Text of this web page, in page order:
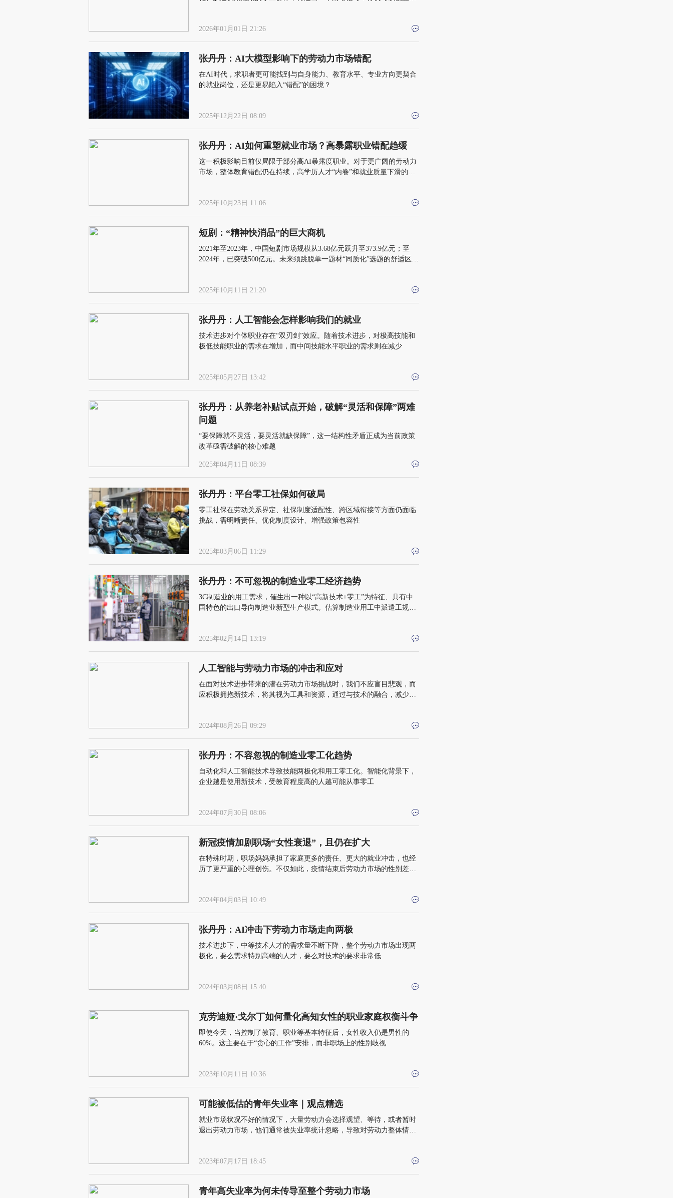
2026年01月01日 21:26
张丹丹：AI大模型影响下的劳动力市场错配
在AI时代，求职者更可能找到与自身能力、教育水平、专业方向更契合
的就业岗位，还是更易陷入“错配”的困境？
2025年12月22日 08:09
张丹丹：AI如何重塑就业市场？高暴露职业错配趋缓
这一积极影响目前仅局限于部分高AI暴露度职业。对于更广阔的劳动力
市场，整体教育错配仍在持续，高学历人才“内卷”和就业质量下滑的风
2025年10月23日 11:06
短剧：“精神快消品”的巨大商机
2021年至2023年，中国短剧市场规模从3.68亿元跃升至373.9亿元；至
2024年，已突破500亿元。未来须跳脱单一题材“同质化”选题的舒适区，
2025年10月11日 21:20
张丹丹：人工智能会怎样影响我们的就业
技术进步对个体职业存在“双刃剑”效应。随着技术进步，对极高技能和
极低技能职业的需求在增加，而中间技能水平职业的需求则在减少
2025年05月27日 13:42
张丹丹：从养老补贴试点开始，破解“灵活和保障”两难
问题
“要保障就不灵活，要灵活就缺保障”，这一结构性矛盾正成为当前政策
改革亟需破解的核心难题
2025年04月11日 08:39
张丹丹：平台零工社保如何破局
零工社保在劳动关系界定、社保制度适配性、跨区域衔接等方面仍面临
挑战，需明晰责任、优化制度设计、增强政策包容性
2025年03月06日 11:29
张丹丹：不可忽视的制造业零工经济趋势
3C制造业的用工需求，催生出一种以“高新技术+零工”为特征、具有中
国特色的出口导向制造业新型生产模式。估算制造业用工中派遣工规模
2025年02月14日 13:19
人工智能与劳动力市场的冲击和应对
在面对技术进步带来的潜在劳动力市场挑战时，我们不应盲目悲观，而
应积极拥抱新技术，将其视为工具和资源，通过与技术的融合，减少其
2024年08月26日 09:29
张丹丹：不容忽视的制造业零工化趋势
自动化和人工智能技术导致技能两极化和用工零工化。智能化背景下，
企业越是使用新技术，受教育程度高的人越可能从事零工
2024年07月30日 08:06
新冠疫情加剧职场“女性衰退”，且仍在扩大
在特殊时期，职场妈妈承担了家庭更多的责任、更大的就业冲击，也经
历了更严重的心理创伤。不仅如此，疫情结束后劳动力市场的性别差距
2024年04月03日 10:49
张丹丹：AI冲击下劳动力市场走向两极
技术进步下，中等技术人才的需求量不断下降，整个劳动力市场出现两
极化，要么需求特别高端的人才，要么对技术的要求非常低
2024年03月08日 15:40
克劳迪娅·戈尔丁如何量化高知女性的职业家庭权衡斗争
即使今天，当控制了教育、职业等基本特征后，女性收入仍是男性的
60%。这主要在于“贪心的工作”安排，而非职场上的性别歧视
2023年10月11日 10:36
可能被低估的青年失业率｜观点精选
就业市场状况不好的情况下，大量劳动力会选择观望、等待，或者暂时
退出劳动力市场，他们通常被失业率统计忽略，导致对劳动力整体情况
2023年07月17日 18:45
青年高失业率为何未传导至整个劳动力市场